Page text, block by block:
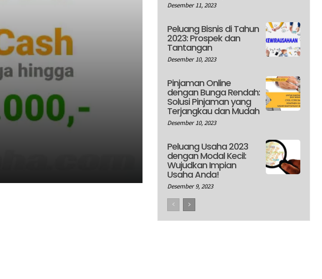
Desember 11, 2023
Peluang Bisnis di Tahun
2023: Prospek dan
Tantangan
Desember 10, 2023
Pinjaman Online
dengan Bunga Rendah:
Solusi Pinjaman yang
Terjangkau dan Mudah
Desember 10, 2023
Peluang Usaha 2023
dengan Modal Kecil:
Wujudkan Impian
Usaha Anda!
Desember 9, 2023